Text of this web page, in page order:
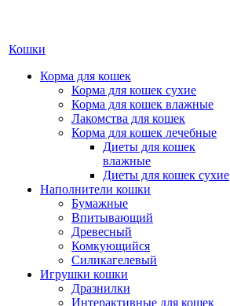
Кошки
Корма для кошек
Корма для кошек сухие
Корма для кошек влажные
Лакомства для кошек
Корма для кошек лечебные
Диеты для кошек
влажные
Диеты для кошек сухие
Наполнители кошки
Бумажные
Впитывающий
Древесный
Комкующийся
Силикагелевый
Игрушки кошки
Дразнилки
Интерактивные для кошек